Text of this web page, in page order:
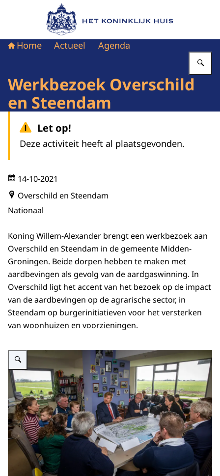
Naar de homepage van Het Koninklijk Huis
Home Actueel Agenda
Werkbezoek Overschild
en Steendam
Let op!
Deze activiteit heeft al plaatsgevonden.
14-10-2021
Overschild en Steendam
Nationaal
Koning Willem-Alexander brengt een werkbezoek aan
Overschild en Steendam in de gemeente Midden-
Groningen. Beide dorpen hebben te maken met
aardbevingen als gevolg van de aardgaswinning. In
Overschild ligt het accent van het bezoek op de impact
van de aardbevingen op de agrarische sector, in
Steendam op burgerinitiatieven voor het versterken
van woonhuizen en voorzieningen.
Vergroot afbeelding Koning Willem-Alexander bezoekt een